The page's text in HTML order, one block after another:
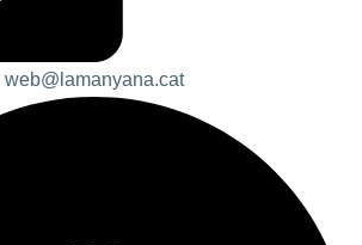
web@lamanyana.cat